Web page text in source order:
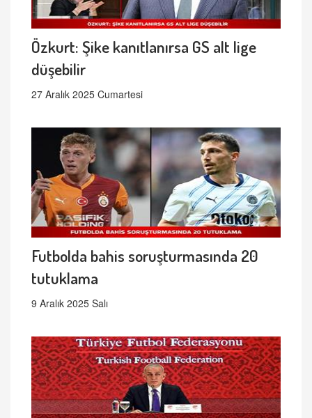
Özkurt: Şike kanıtlanırsa GS alt lige
düşebilir
27 Aralık 2025 Cumartesi
Futbolda bahis soruşturmasında 20
tutuklama
9 Aralık 2025 Salı